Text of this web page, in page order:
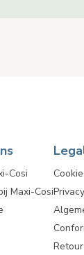
Cosi
Maxi-Cosi